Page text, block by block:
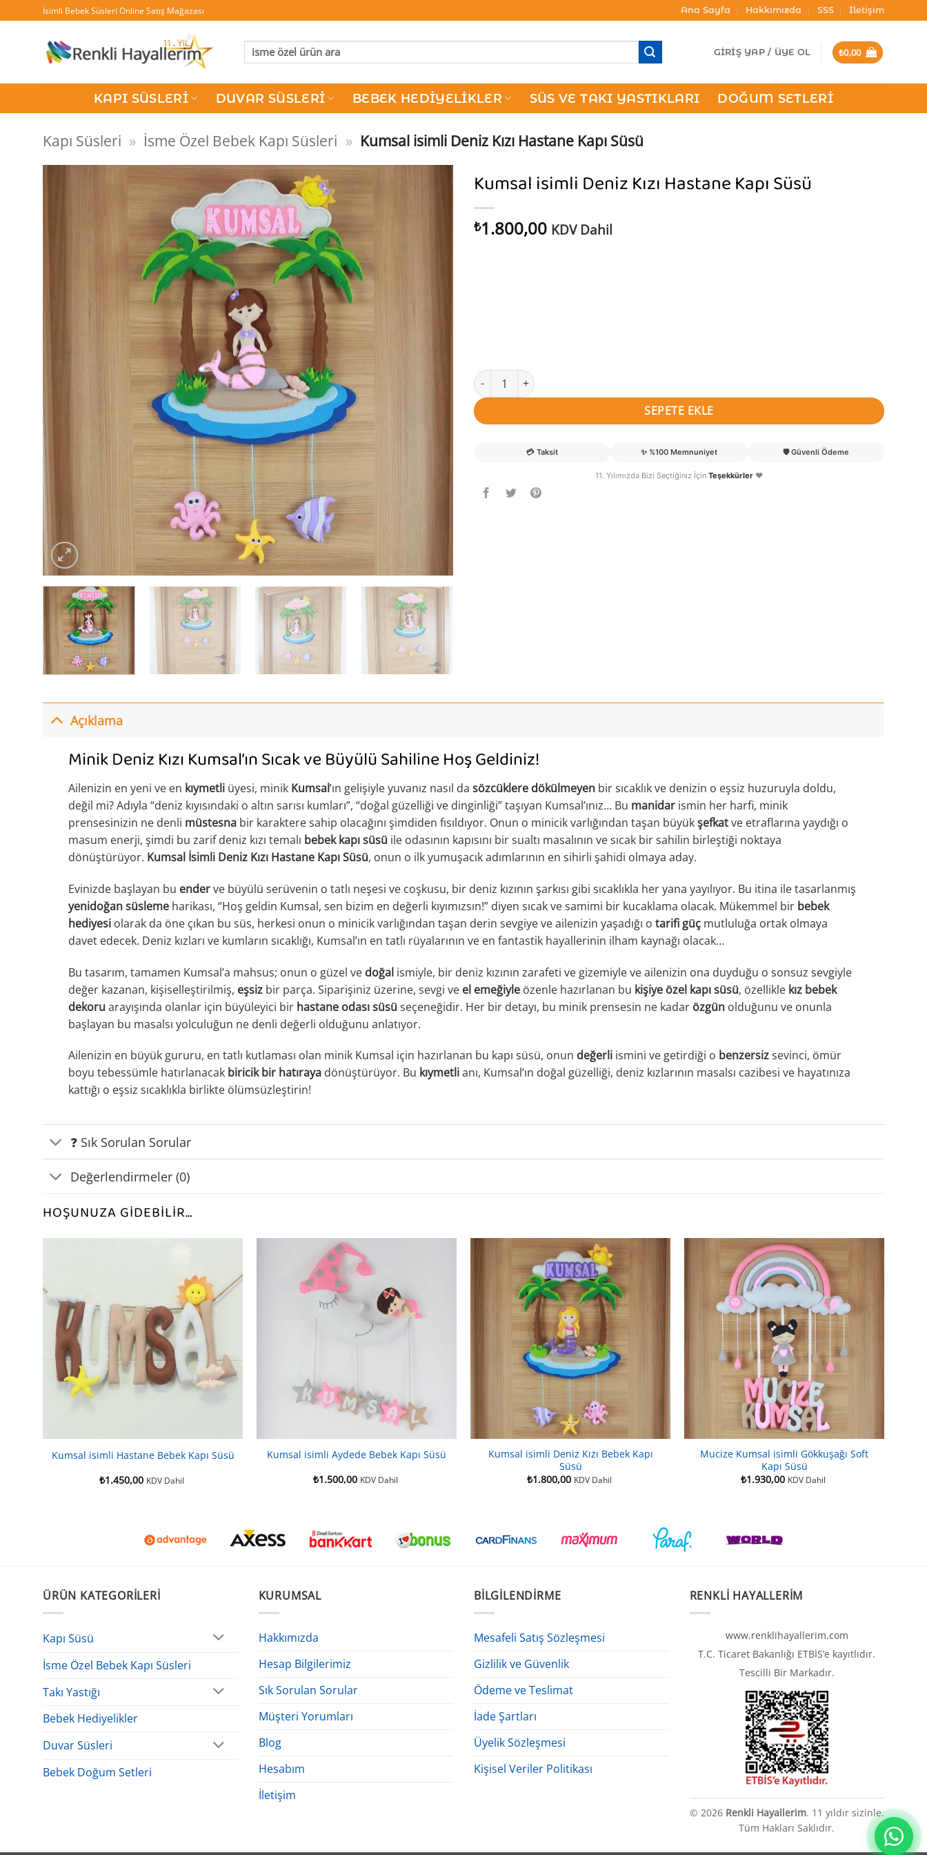
atla
İsimli Bebek Süsleri Online Satış Mağazası Ana Sayfa Hakkımızda SSS İletişim
Ara: GIRIŞ YAP / ÜYE OL ₺0,00
KAPI SÜSLERI DUVAR SÜSLERI BEBEK HEDIYELIKLER SÜS VE TAKI YASTIKLARI DOĞUM SETLERI
Kapı Süsleri » İsme Özel Bebek Kapı Süsleri » Kumsal isimli Deniz Kızı Hastane Kapı Süsü
Kumsal isimli Deniz Kızı Hastane Kapı Süsü
₺1.800,00 KDV Dahil
Kumsal isimli Deniz Kızı Hastane Kapı Süsü adet
SEPETE EKLE
💳 Taksit ✨ %100 Memnuniyet 🛡️ Güvenli Ödeme
11. Yılımızda Bizi Seçtiğiniz İçin Teşekkürler ❤️
Açıklama
Minik Deniz Kızı Kumsal’ın Sıcak ve Büyülü Sahiline Hoş Geldiniz!
Ailenizin en yeni ve en kıymetliüyesi, minik Kumsal’ın gelişiyle yuvanız nasıl da sözcüklere dökülmeyenbir sıcaklık ve denizin o eşsiz huzuruyla doldu,
değil mi? Adıyla “deniz kıyısındaki o altın sarısı kumları”, “doğal güzelliği ve dinginliği” taşıyan Kumsal’ınız… Bu manidarismin her harfi, minik
prensesinizin ne denli müstesnabir karaktere sahip olacağını şimdiden fısıldıyor. Onun o minicik varlığından taşan büyükşefkatve etraflarına yaydığı o
masum enerji, şimdi bu zarif deniz kızı temalı bebek kapı süsü ile odasının kapısını bir sualtı masalının ve sıcak bir sahilin birleştiği noktaya
dönüştürüyor. Kumsal İsimli Deniz Kızı Hastane Kapı Süsü, onun o ilk yumuşacık adımlarının en sihirli şahidi olmaya aday.
Evinizde başlayan bu enderve büyülü serüvenin o tatlı neşesi ve coşkusu, bir deniz kızının şarkısı gibi sıcaklıkla her yana yayılıyor. Bu itina ile tasarlanmış
yenidoğan süslemeharikası, “Hoş geldin Kumsal, sen bizim en değerli kıyımızsın!” diyen sıcak ve samimi bir kucaklama olacak. Mükemmel bir bebek
hediyesiolarak da öne çıkan bu süs, herkesi onun o minicik varlığından taşan derin sevgiye ve ailenizin yaşadığı o tarifi güçmutluluğa ortak olmaya
davet edecek. Deniz kızları ve kumların sıcaklığı, Kumsal’ın en tatlı rüyalarının ve en fantastik hayallerinin ilham kaynağı olacak…
Bu tasarım, tamamen Kumsal’a mahsus; onun o güzel ve doğalismiyle, bir deniz kızının zarafeti ve gizemiyle ve ailenizin ona duyduğu o sonsuz sevgiyle
değer kazanan, kişiselleştirilmiş, eşsizbir parça. Siparişiniz üzerine, sevgi ve el emeğiyleözenle hazırlanan bu kişiye özel kapı süsü, özellikle kız bebek
dekoru arayışında olanlar için büyüleyici bir hastane odası süsü seçeneğidir. Her bir detayı, bu minik prensesin ne kadar özgünolduğunu ve onunla
başlayan bu masalsı yolculuğun ne denli değerli olduğunu anlatıyor.
Ailenizin en büyük gururu, en tatlı kutlaması olan minik Kumsal için hazırlanan bu kapı süsü, onun değerliismini ve getirdiği o benzersizsevinci, ömür
boyu tebessümle hatırlanacak biricik bir hatırayadönüştürüyor. Bu kıymetlianı, Kumsal’ın doğal güzelliği, deniz kızlarının masalsı cazibesi ve hayatınıza
kattığı o eşsiz sıcaklıkla birlikte ölümsüzleştirin!
❓ Sık Sorulan Sorular
Değerlendirmeler (0)
HOŞUNUZA GIDEBILIR…
Kumsal isimli Hastane Bebek Kapı Süsü
₺1.450,00 KDV Dahil
Kumsal isimli Aydede Bebek Kapı Süsü
₺1.500,00 KDV Dahil
Kumsal isimli Deniz Kızı Bebek Kapı
Süsü
₺1.800,00 KDV Dahil
Mucize Kumsal isimli Gökkuşağı Soft
Kapı Süsü
₺1.930,00 KDV Dahil
ÜRÜN KATEGORILERI
Kapı Süsü
İsme Özel Bebek Kapı Süsleri
Takı Yastığı
Bebek Hediyelikler
Duvar Süsleri
Bebek Doğum Setleri
KURUMSAL
Hakkımızda
Hesap Bilgilerimiz
Sık Sorulan Sorular
Müşteri Yorumları
Blog
Hesabım
İletişim
BILGILENDIRME
Mesafeli Satış Sözleşmesi
Gizlilik ve Güvenlik
Ödeme ve Teslimat
İade Şartları
Üyelik Sözleşmesi
Kişisel Veriler Politikası
RENKLI HAYALLERIM
www.renklihayallerim.com
T.C. Ticaret Bakanlığı ETBİS’e kayıtlıdır.
Tescilli Bir Markadır.
© 2026 Renkli Hayallerim. 11 yıldır sizinle.
Tüm Hakları Saklıdır.